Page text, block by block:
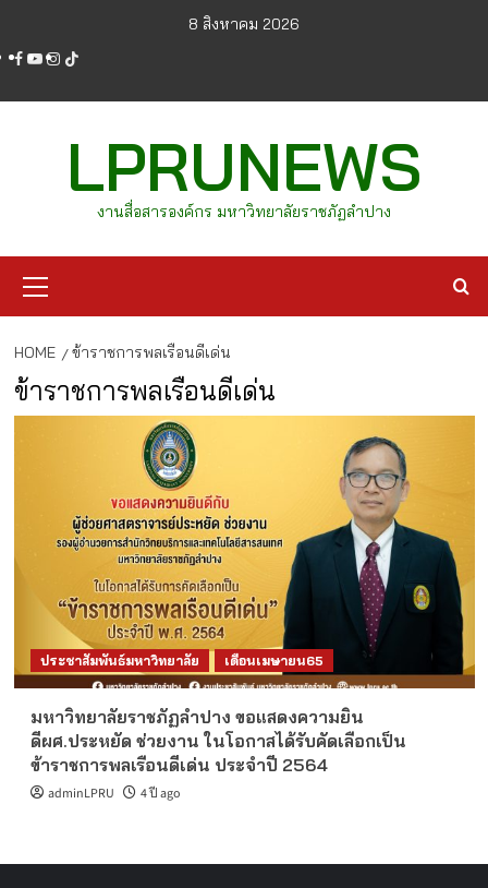
content
8 สิงหาคม 2026
facebook
youtube
instagram
tiktok
LPRUNEWS
งานสื่อสารองค์กร มหาวิทยาลัยราชภัฏลำปาง
Menu
HOME ข้าราชการพลเรือนดีเด่น
ข้าราชการพลเรือนดีเด่น
ประชาสัมพันธ์มหาวิทยาลัย เดือนเมษายน65
มหาวิทยาลัยราชภัฏลำปาง ขอแสดงความยิน
ดีผศ.ประหยัด ช่วยงาน ในโอกาสได้รับคัดเลือกเป็น
ข้าราชการพลเรือนดีเด่น ประจำปี 2564
adminLPRU 4 ปี ago